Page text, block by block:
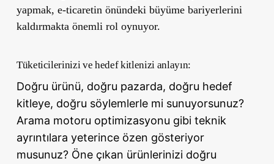
yapmak, e-ticaretin önündeki büyüme bariyerlerini
kaldırmakta önemli rol oynuyor.
Tüketicilerinizi ve hedef kitlenizi anlayın:
Doğru ürünü, doğru pazarda, doğru hedef
kitleye, doğru söylemlerle mi sunuyorsunuz?
Arama motoru optimizasyonu gibi teknik
ayrıntılara yeterince özen gösteriyor
musunuz? Öne çıkan ürünlerinizi doğru